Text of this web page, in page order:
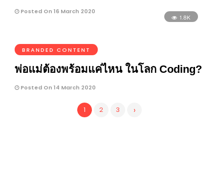
Posted On 16 March 2020
1.8K
BRANDED CONTENT
พ่อแม่ต้องพร้อมแค่ไหน ในโลก Coding?
Posted On 14 March 2020
1 2 3 ›